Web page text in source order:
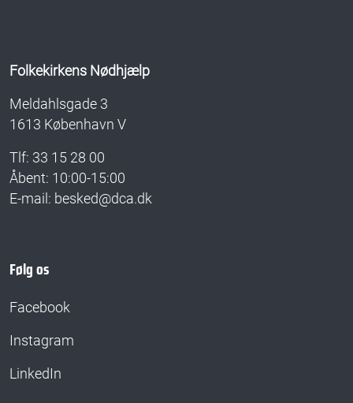
Folkekirkens Nødhjælp
Meldahlsgade 3
1613 København V
Tlf: 33 15 28 00
Åbent: 10:00-15:00
E-mail: besked@dca.dk
Følg os
Facebook
Instagram
LinkedIn